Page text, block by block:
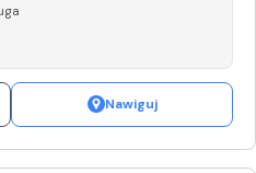
Nawiguj